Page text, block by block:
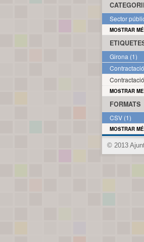
Sector
MOSTRAR
Girona (1)
MOSTRAR
FORMATS
CSV (1)
MOSTRAR
© 2013